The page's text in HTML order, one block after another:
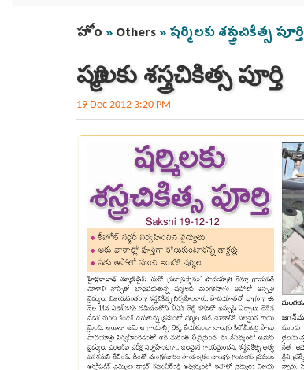
You are here
హోం »Others» షర్మిలకు శస్త్రచికిత్స పూర్తి
షర్మిలకు శస్త్రచికిత్స పూర్తి
19 Dec 2012 3:20 PM